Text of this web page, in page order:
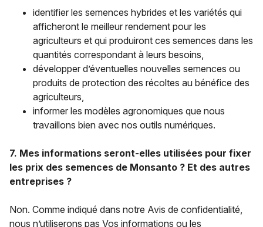
identifier les semences hybrides et les variétés qui
afficheront le meilleur rendement pour les
agriculteurs et qui produiront ces semences dans les
quantités correspondant à leurs besoins,
développer d’éventuelles nouvelles semences ou
produits de protection des récoltes au bénéfice des
agriculteurs,
informer les modèles agronomiques que nous
travaillons bien avec nos outils numériques.
7. Mes informations seront-elles utilisées pour fixer
les prix des semences de Monsanto ? Et des autres
entreprises ?
Non. Comme indiqué dans notre Avis de confidentialité,
nous n’utiliserons pas Vos informations ou les